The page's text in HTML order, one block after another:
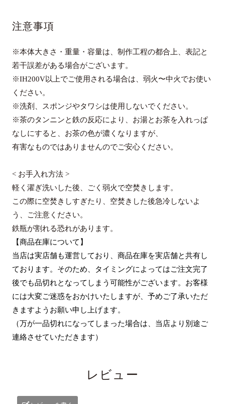
注意事項
※本体大きさ・重量・容量は、制作工程の都合上、表記と
若干誤差がある場合がございます。
※IH200V以上でご使用される場合は、弱火〜中火でお使い
ください。
※洗剤、スポンジやタワシは使用しないでください。
※茶のタンニンと鉄の反応により、お湯とお茶を入れっぱ
なしにすると、お茶の色が濃くなりますが、
有害なものではありませんのでご安心ください。
< お手入れ方法 >
軽く濯ぎ洗いした後、ごく弱火で空焚きします。
この際に空焚きしすぎたり、空焚きした後急冷しないよ
う、ご注意ください。
鉄瓶が割れる恐れがあります。
【商品在庫について】
当店は実店舗も運営しており、商品在庫を実店舗と共有し
ております。そのため、タイミングによってはご注文完了
後でも品切れとなってしまう可能性がございます。お客様
には大変ご迷惑をおかけいたしますが、予めご了承いただ
きますようお願い申し上げます。
（万が一品切れになってしまった場合は、当店より別途ご
連絡させていただきます）
レビュー